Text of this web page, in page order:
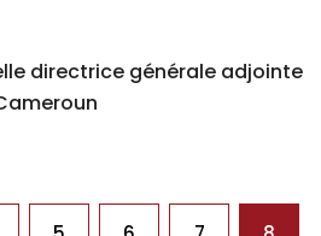
directrice générale adjointe